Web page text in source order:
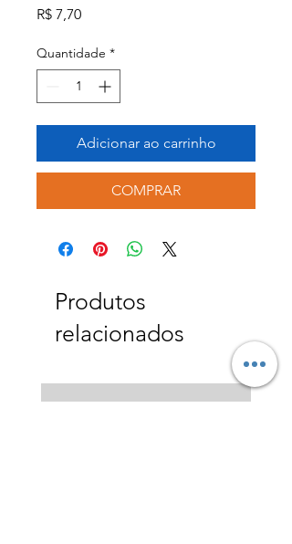
R$ 7,70Preço
Quantidade *
Adicionar ao carrinho
COMPRAR
Produtos
relacionados